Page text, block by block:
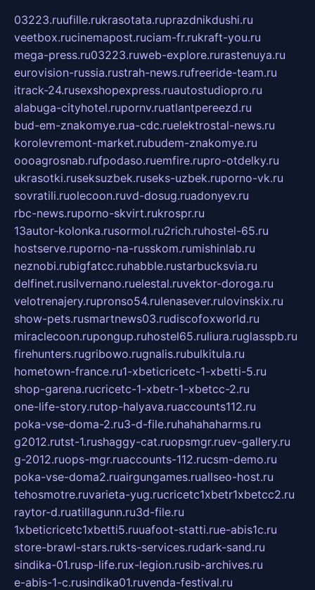
03223.ruufille.rukrasotata.ruprazdnikdushi.ru
veetbox.rucinemapost.ruciam-fr.rukraft-you.ru
mega-press.ru03223.ruweb-explore.rurastenuya.ru
eurovision-russia.rustrah-news.rufreeride-team.ru
itrack-24.rusexshopexpress.ruautostudiopro.ru
alabuga-cityhotel.rupornv.ruatlantpereezd.ru
bud-em-znakomye.rua-cdc.ruelektrostal-news.ru
korolevremont-market.rubudem-znakomye.ru
oooagrosnab.rufpodaso.ruemfire.rupro-otdelky.ru
ukrasotki.ruseksuzbek.ruseks-uzbek.ruporno-vk.ru
sovratili.ruolecoon.ruvd-dosug.ruadonyev.ru
rbc-news.ruporno-skvirt.rukrospr.ru
13autor-kolonka.rusormol.ru2rich.ruhostel-65.ru
hostserve.ruporno-na-russkom.rumishinlab.ru
neznobi.rubigfatcc.ruhabble.rustarbucksvia.ru
delfinet.rusilvernano.ruelestal.ruvektor-doroga.ru
velotrenajery.rupronso54.rulenasever.rulovinskix.ru
show-pets.rusmartnews03.rudiscofoxworld.ru
miraclecoon.rupongup.ruhostel65.ruliura.ruglasspb.ru
firehunters.rugribowo.rugnalis.rubulkitula.ru
hometown-france.ru1-xbeticricetc-1-xbetti-5.ru
shop-garena.rucricetc-1-xbetr-1-xbetcc-2.ru
one-life-story.rutop-halyava.ruaccounts112.ru
poka-vse-doma-2.ru3-d-file.ruhahahaharms.ru
g2012.rutst-1.rushaggy-cat.ruopsmgr.ruev-gallery.ru
g-2012.ruops-mgr.ruaccounts-112.rucsm-demo.ru
poka-vse-doma2.ruairgungames.ruallseo-host.ru
tehosmotre.ruvarieta-yug.rucricetc1xbetr1xbetcc2.ru
raytor-d.ruatillagunn.ru3d-file.ru
1xbeticricetc1xbetti5.ruuafoot-statti.rue-abis1c.ru
store-brawl-stars.rukts-services.rudark-sand.ru
sindika-01.rusp-life.rux-legion.rusib-archives.ru
e-abis-1-c.rusindika01.ruvenda-festival.ru